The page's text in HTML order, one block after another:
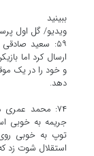
ببینید
ویدیو/ گل اول
۵۹: سعید
ارسال کرد اما
و خود را در یک
دهد.
۷۴: محمد
جریمه به خوبی
توپ به خوبی
استقلال شوت زد